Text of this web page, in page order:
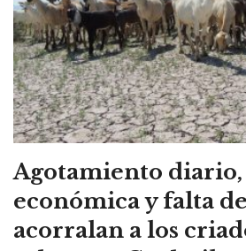
Agotamiento diario,
económica y falta
acorralan a los